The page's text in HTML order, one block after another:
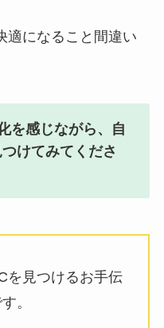
適になること間違い
を感じながら、自
けてみてくださ
を見つけるお手伝
。